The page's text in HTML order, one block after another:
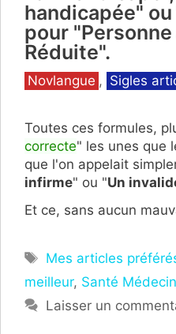
handicapée" ou
pour
Réduite".
Catégories
Novlangue , Sigles
Toutes ces formules,
correcte" les unes que
que l'on appelait
infirme" ou "Un
Et ce, sans aucun
Étiquettes
Mes articles
meilleur, Santé
Laisser un